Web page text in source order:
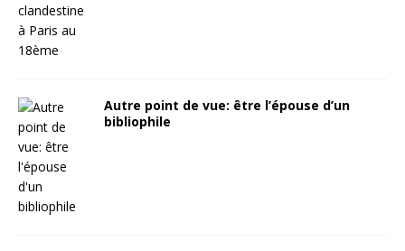
Autre point de vue: être l’épouse d’un
bibliophile